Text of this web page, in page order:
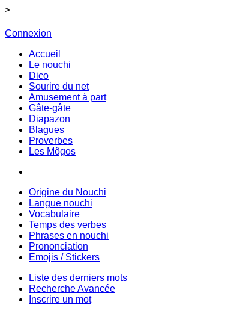
>
Connexion
Accueil
Le nouchi
Dico
Sourire du net
Amusement à part
Gâte-gâte
Diapazon
Blagues
Proverbes
Les Môgos
Origine du Nouchi
Langue nouchi
Vocabulaire
Temps des verbes
Phrases en nouchi
Prononciation
Emojis / Stickers
Liste des derniers mots
Recherche Avancée
Inscrire un mot